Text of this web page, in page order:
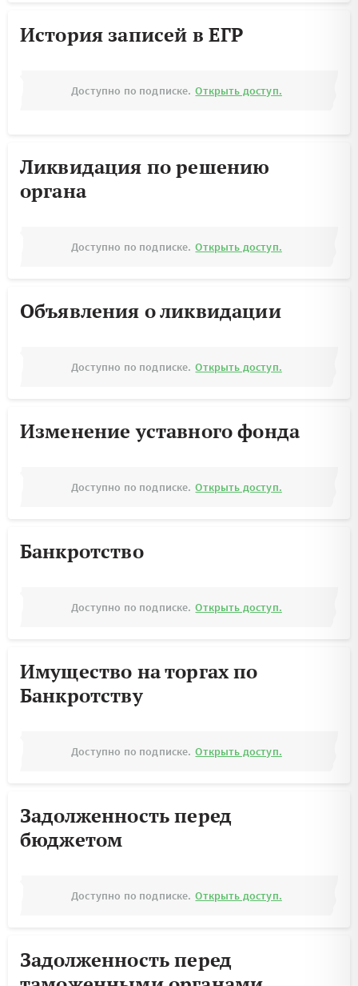
История записей в ЕГР
Доступно по подписке. Открыть доступ.
Ликвидация по решению
органа
Доступно по подписке. Открыть доступ.
Объявления о ликвидации
Доступно по подписке. Открыть доступ.
Изменение уставного фонда
Доступно по подписке. Открыть доступ.
Банкротство
Доступно по подписке. Открыть доступ.
Имущество на торгах по
Банкротству
Доступно по подписке. Открыть доступ.
Задолженность перед
бюджетом
Доступно по подписке. Открыть доступ.
Задолженность перед